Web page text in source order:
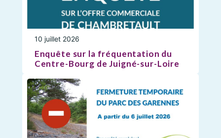
10 juillet 2026
Enquête sur la fréquentation du
Centre-Bourg de Juigné-sur-Loire